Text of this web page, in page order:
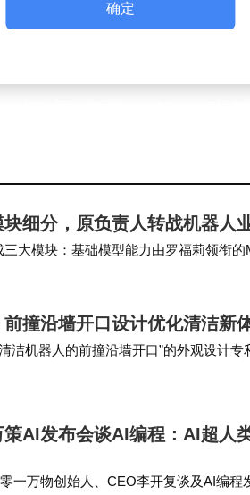
加工厂将生产线视频上传至平
本。而五金城商户通过线上库存
出独特价值。某设计工作室将
业综合体系统已覆盖本地多个产
行业需求，从线上商城搭建到生
持。集团负责人表示，未来将继
确定
细分，原负责人转战机器人
大模块：基础模型能力由罗福莉领衔
队的端侧能力建设，则下放至手机、汽
撞沿墙开口设计优化清洁新
洁机器人的前撞沿墙开口”的外观设计
的重视，也为未来的产品迭代和市场竞
策AI发布会谈AI编程：AI超人
一万物创始人、CEO李开复谈及AI编